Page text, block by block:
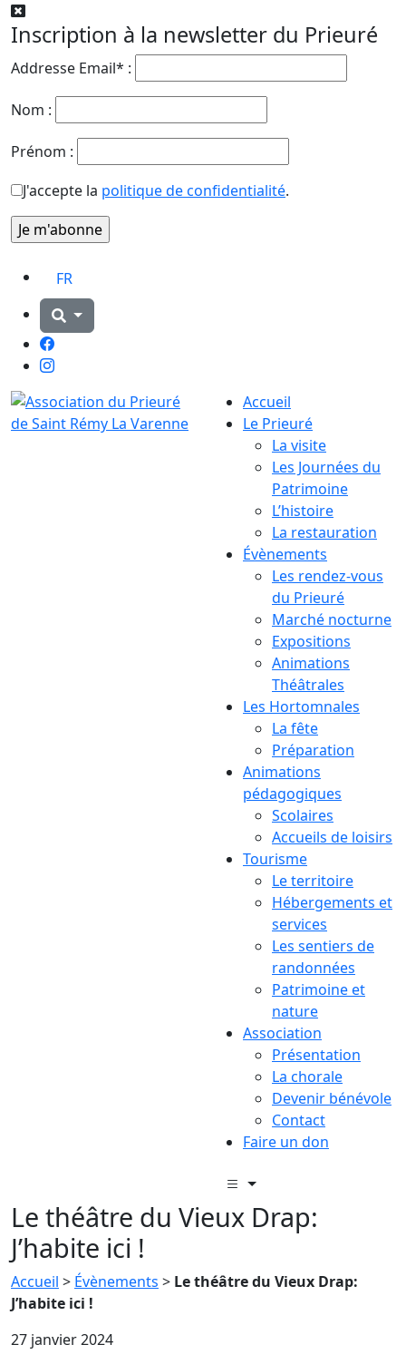
Inscription à la newsletter du Prieuré
Addresse Email* :
Nom :
Prénom :
J'accepte la politique de confidentialité.
FR
Facebook
Instagram
Accueil
Le Prieuré
La visite
Les Journées du
Patrimoine
L’histoire
La restauration
Évènements
Les rendez-vous
du Prieuré
Marché nocturne
Expositions
Animations
Théâtrales
Les Hortomnales
La fête
Préparation
Animations
pédagogiques
Scolaires
Accueils de loisirs
Tourisme
Le territoire
Hébergements et
services
Les sentiers de
randonnées
Patrimoine et
nature
Association
Présentation
La chorale
Devenir bénévole
Contact
Faire un don
Le théâtre du Vieux Drap:
J’habite ici !
Accueil > Évènements > Le théâtre du Vieux Drap:
J’habite ici !
27 janvier 2024